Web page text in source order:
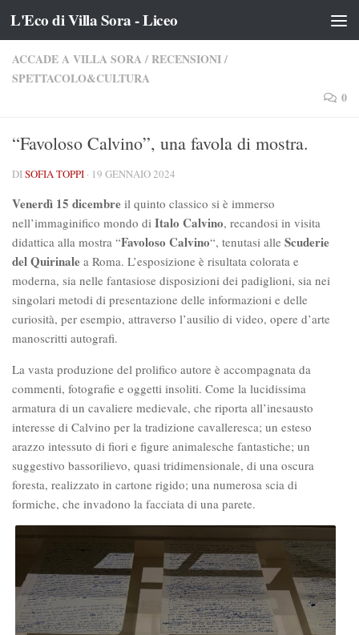
Salta al contenuto
L'Eco di Villa Sora - Liceo
ACCADE A VILLA SORA / RECENSIONI/
SPETTACOLO&CULTURA
0
“Favoloso Calvino”, una favola di mostra.
DISOFIA TOPPI · 19 GENNAIO 2024
Venerdì 15 dicembre il quinto classico si è immerso
nell’immaginifico mondo di Italo Calvino, recandosi in visita
didattica alla mostra “Favoloso Calvino“, tenutasi alle Scuderie
del Quirinale a Roma. L’esposizione è risultata colorata e
moderna, sia nelle fantasiose disposizioni dei padiglioni, sia nei
singolari metodi di presentazione delle informazioni e delle
curiosità, per esempio, attraverso l’ausilio di video, opere d’arte
manoscritti autografi.
La vasta produzione del prolifico autore è accompagnata da
commenti, fotografie e oggetti insoliti. Come la lucidissima
armatura di un cavaliere medievale, che riporta all’inesausto
interesse di Calvino per la tradizione cavalleresca; un esteso
arazzo intessuto di fiori e figure animalesche fantastiche; un
suggestivo bassorilievo, quasi tridimensionale, di una oscura
foresta, realizzato in cartone rigido; una numerosa scia di
formiche, che invadono la facciata di una parete.